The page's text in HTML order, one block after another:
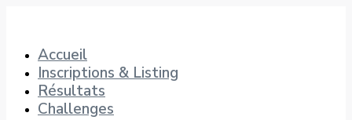
Accueil
Inscriptions & Listing
Résultats
Challenges